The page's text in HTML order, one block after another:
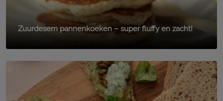
Zuurdesem pannenkoeken – super fluffy en zacht!